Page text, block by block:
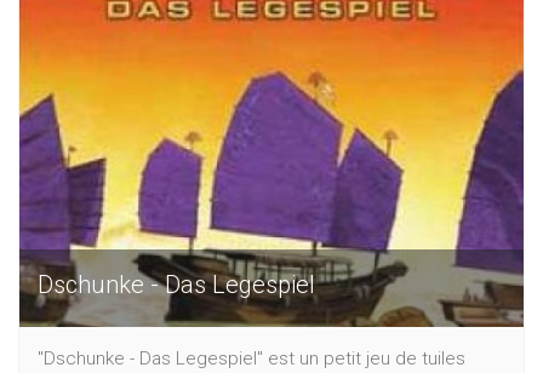
Dschunke - Das Legespiel
"Dschunke - Das Legespiel" est un petit jeu de tuiles